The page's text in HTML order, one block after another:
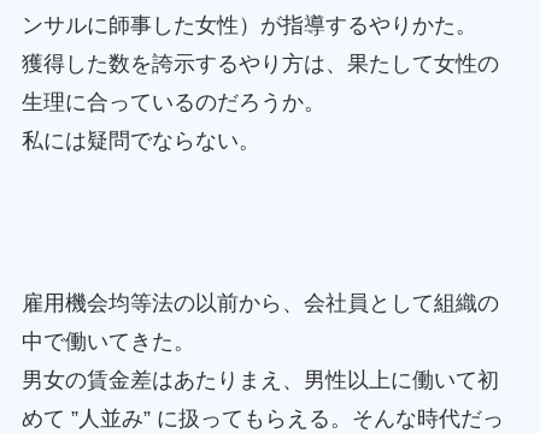
ンサルに師事した女性）が指導するやりかた。
獲得した数を誇示するやり方は、果たして女性の
生理に合っているのだろうか。
私には疑問でならない。
雇用機会均等法の以前から、会社員として組織の
中で働いてきた。
男女の賃金差はあたりまえ、男性以上に働いて初
めて ”人並み” に扱ってもらえる。そんな時代だっ